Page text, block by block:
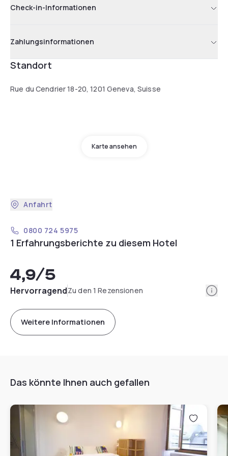
Check-in-Informationen
Zahlungsinformationen
Standort
Rue du Cendrier 18-20, 1201 Geneva, Suisse
Karte ansehen
Anfahrt
0800 724 5975
1 Erfahrungsberichte zu diesem Hotel
4,9/5
HervorragendZu den 1 Rezensionen
Weitere Informationen
Das könnte Ihnen auch gefallen